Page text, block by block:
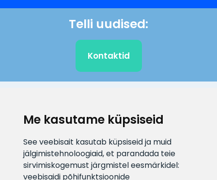
Me kasutame küpsiseid
See veebisait kasutab küpsiseid ja muid
jälgimistehnoloogiaid, et parandada teie
sirvimiskogemust järgmistel eesmärkidel:
veebisaidi põhifunktsioonide
Telli uudised:
Kontaktid
info@veefiltrid.ee
Infotelefon
+372 58862212
Vaata tööaegu